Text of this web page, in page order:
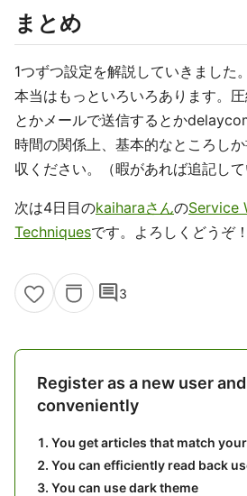
まとめ
1つずつ設定を解説していきました。
本当はもっといろいろあります。
とかメールで送信するとか
時間の関係上、基本的なところし
収ください。（暇があれば追記して
次は4日目のkaiharaさんのService
Techniquesです。よろしくどうぞ！
comment3
Register as a new user
conveniently
You get articles that match
You can efficiently read back
You can use dark theme